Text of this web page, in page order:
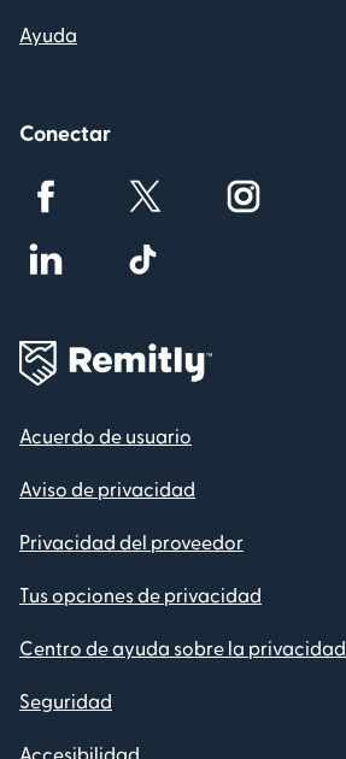
Ayuda
Conectar
Acuerdo de usuario
Aviso de privacidad
Privacidad del proveedor
Tus opciones de privacidad
Centro de ayuda sobre la privacidad
Seguridad
Accesibilidad